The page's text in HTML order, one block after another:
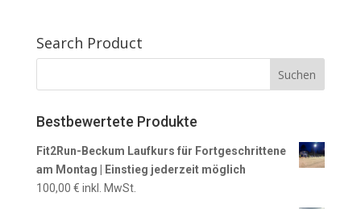
Search Product
Bestbewertete Produkte
Fit2Run-Beckum Laufkurs für Fortgeschrittene
am Montag | Einstieg jederzeit möglich
100,00 € inkl. MwSt.